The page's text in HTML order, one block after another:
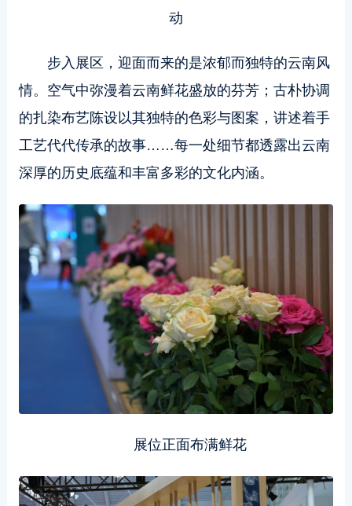
动
步入展区，迎面而来的是浓郁而独特的云南风
情。空气中弥漫着云南鲜花盛放的芬芳；古朴协调
的扎染布艺陈设以其独特的色彩与图案，讲述着手
工艺代代传承的故事……每一处细节都透露出云南
深厚的历史底蕴和丰富多彩的文化内涵。
展位正面布满鲜花